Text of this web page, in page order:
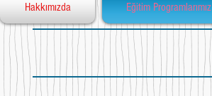
Hakkımızda Eğitim Programlarımız